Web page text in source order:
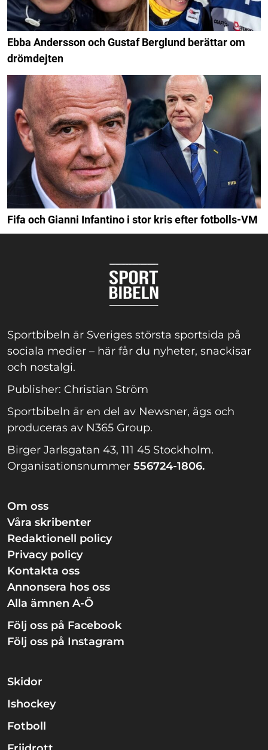
Ebba Andersson och Gustaf Berglund berättar om
drömdejten
Fifa och Gianni Infantino i stor kris efter fotbolls-VM
Sportbibeln är Sveriges största sportsida på
sociala medier – här får du nyheter, snackisar
och nostalgi.
Publisher: Christian Ström
Sportbibeln är en del av Newsner, ägs och
produceras av N365 Group.
Birger Jarlsgatan 43, 111 45 Stockholm.
Organisationsnummer 556724-1806.
Om oss
Våra skribenter
Redaktionell policy
Privacy policy
Kontakta oss
Annonsera hos oss
Alla ämnen A-Ö
Följ oss på Facebook
Följ oss på Instagram
Skidor
Ishockey
Fotboll